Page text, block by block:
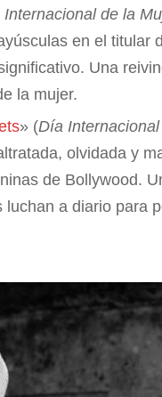
Internacional de la
en el titular
Una
la mujer.
» (Día
olvidada y
de Bollywood.
a diario para